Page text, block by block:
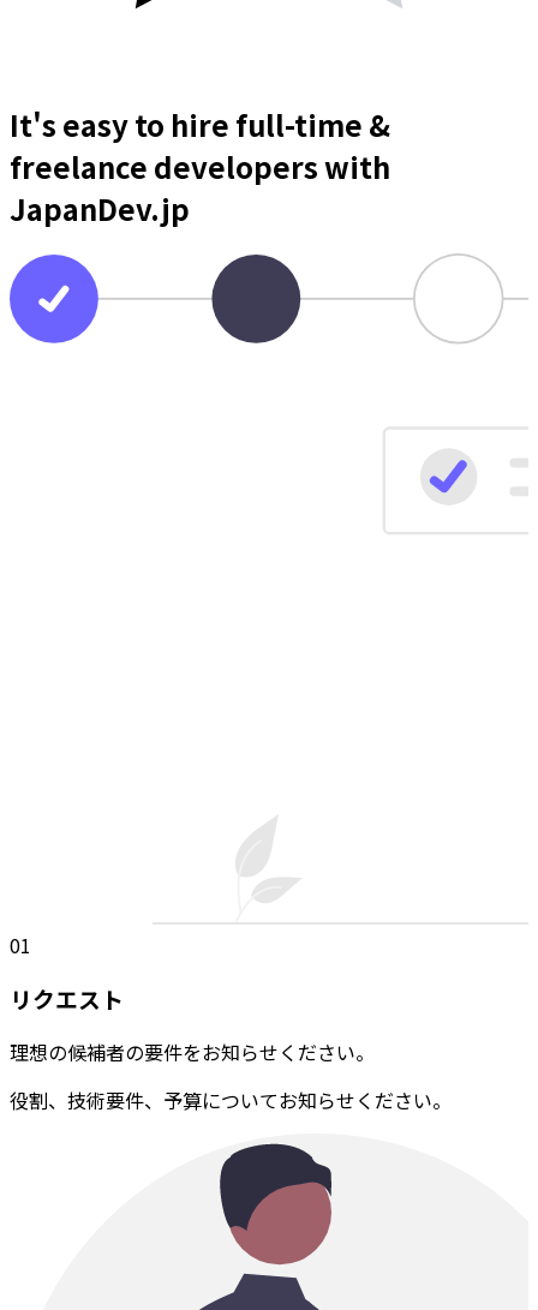
It's easy to hire full-time &
freelance developerswith
JapanDev.jp
01
リクエスト
理想の候補者の要件をお知らせください。
役割、技術要件、予算についてお知らせください。